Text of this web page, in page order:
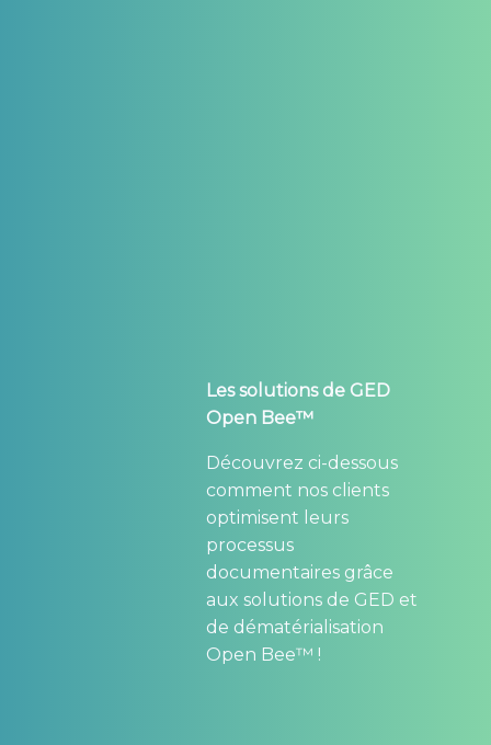
Les solutions de GED
Open Bee™
Découvrez ci-dessous
comment nos clients
optimisent leurs
processus
documentaires grâce
aux solutions de GED et
de dématérialisation
Open Bee™ !